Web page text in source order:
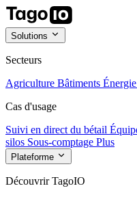
Solutions
Secteurs
Agriculture Bâtiments Énergie
Cas d'usage
Suivi en direct du bétail
silos Sous-comptage Plus
Plateforme
Découvrir TagoIO